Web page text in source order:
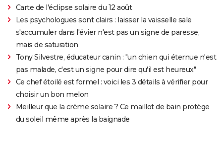
Carte de l'éclipse solaire du 12 août
Les psychologues sont clairs : laisser la vaisselle sale
s'accumuler dans l'évier n'est pas un signe de paresse,
mais de saturation
Tony Silvestre, éducateur canin : "un chien qui éternue n'est
pas malade, c'est un signe pour dire qu'il est heureux"
Ce chef étoilé est formel : voici les 3 détails à vérifier pour
choisir un bon melon
Meilleur que la crème solaire ? Ce maillot de bain protège
du soleil même après la baignade